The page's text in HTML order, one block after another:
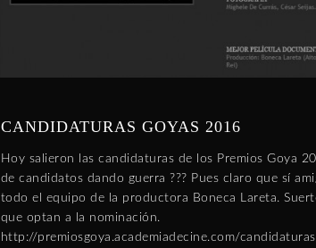
CANDIDATURAS GOYAS 2016
Hoy salieron las candidaturas de los Premios Goya
de candidatos dando guerra ??? Pues claro que sí
todo el equipo de la productora Boneca Lareta.
que optan a la nominación.
http://premiosgoya.academiadecine.com/